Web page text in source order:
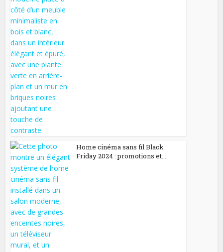
Home cinéma sans fil Black
Friday 2024 : promotions et...